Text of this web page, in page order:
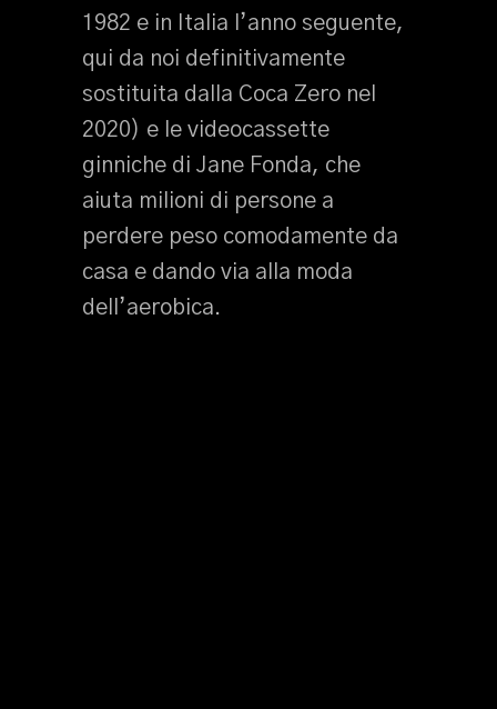
1982 e in Italia l’anno seguente,
qui da noi definitivamente
sostituita dalla Coca Zero nel
2020) e le videocassette
ginniche di Jane Fonda, che
aiuta milioni di persone a
perdere peso comodamente da
casa e dando via alla moda
dell’aerobica.